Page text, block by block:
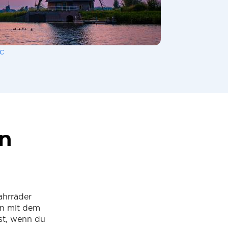
mit dem
wenn du